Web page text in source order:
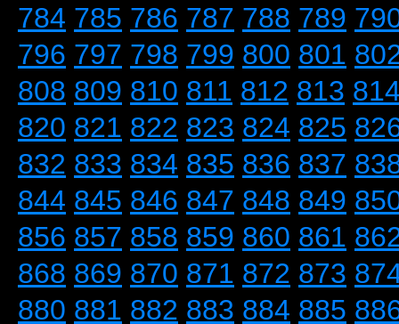
784 785 786 787 788 789
796 797 798 799 800 801
808 809 810 811 812 813
820 821 822 823 824 825
832 833 834 835 836 837
844 845 846 847 848 849
856 857 858 859 860 861
868 869 870 871 872 873
880 881 882 883 884 885